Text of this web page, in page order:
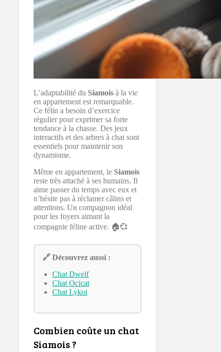
L’adaptabilité du Siamois à la vie
en appartement est remarquable.
Ce félin a besoin d’exercice
régulier pour exprimer sa forte
tendance à la chasse. Des jeux
interactifs et des arbres à chat sont
essentiels pour maintenir son
dynamisme.
Même en appartement, le Siamois
reste très attaché à ses humains. Il
aime passer du temps avec eux et
n’hésite pas à réclamer câlins et
attentions. Un compagnon idéal
pour les foyers aimant la
compagnie féline active. 🏠💞
🔗 Découvrez aussi :
Chat Dwelf
Chat Ocicat
Chat Lykoi
Combien coûte un chat
Siamois ?